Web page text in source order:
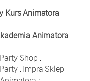
Kurs Animatora
Animatora
Party Shop :
Party : Impra Sklep :